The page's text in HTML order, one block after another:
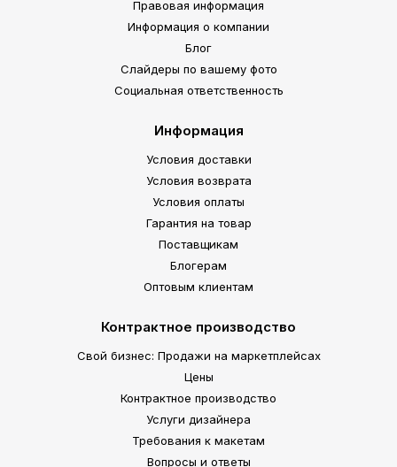
Правовая информация
Информация о компании
Блог
Слайдеры по вашему фото
Социальная ответственность
Информация
Условия доставки
Условия возврата
Условия оплаты
Гарантия на товар
Поставщикам
Блогерам
Оптовым клиентам
Контрактное производство
Свой бизнес: Продажи на маркетплейсах
Цены
Контрактное производство
Услуги дизайнера
Требования к макетам
Вопросы и ответы